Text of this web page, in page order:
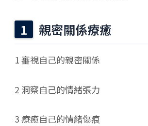
親密關係療癒
1 審視自己的親密關係
2 洞察自己的情緒張力
3 療癒自己的情緒傷痕